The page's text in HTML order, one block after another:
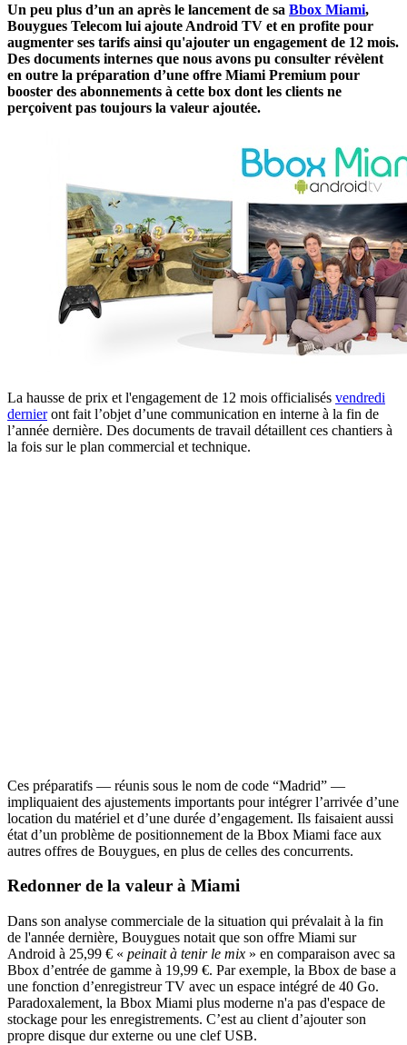
Un peu plus d’un an après le lancement de sa Bbox Miami,
Bouygues Telecom lui ajoute Android TV et en profite pour
augmenter ses tarifs ainsi qu'ajouter un engagement de 12 mois.
Des documents internes que nous avons pu consulter révèlent
en outre la préparation d’une offre Miami Premium pour
booster des abonnements à cette box dont les clients ne
perçoivent pas toujours la valeur ajoutée.
La hausse de prix et l'engagement de 12 mois officialisés vendredi
dernieront fait l’objet d’une communication en interne à la fin de
l’année dernière. Des documents de travail détaillent ces chantiers à
la fois sur le plan commercial et technique.
Ces préparatifs — réunis sous le nom de code “Madrid” —
impliquaient des ajustements importants pour intégrer l’arrivée d’une
location du matériel et d’une durée d’engagement. Ils faisaient aussi
état d’un problème de positionnement de la Bbox Miami face aux
autres offres de Bouygues, en plus de celles des concurrents.
Redonner de la valeur à Miami
Dans son analyse commerciale de la situation qui prévalait à la fin
de l'année dernière, Bouygues notait que son offre Miami sur
Android à 25,99 € « peinait à tenir le mix » en comparaison avec sa
Bbox d’entrée de gamme à 19,99 €. Par exemple, la Bbox de base a
une fonction d’enregistreur TV avec un espace intégré de 40 Go.
Paradoxalement, la Bbox Miami plus moderne n'a pas d'espace de
stockage pour les enregistrements. C’est au client d’ajouter son
propre disque dur externe ou une clef USB.